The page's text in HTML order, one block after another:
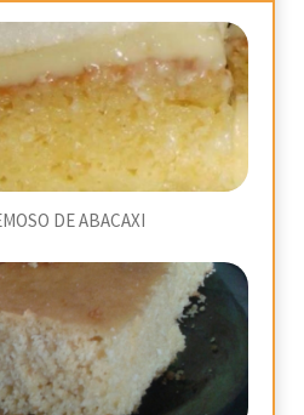
DE ABACAXI